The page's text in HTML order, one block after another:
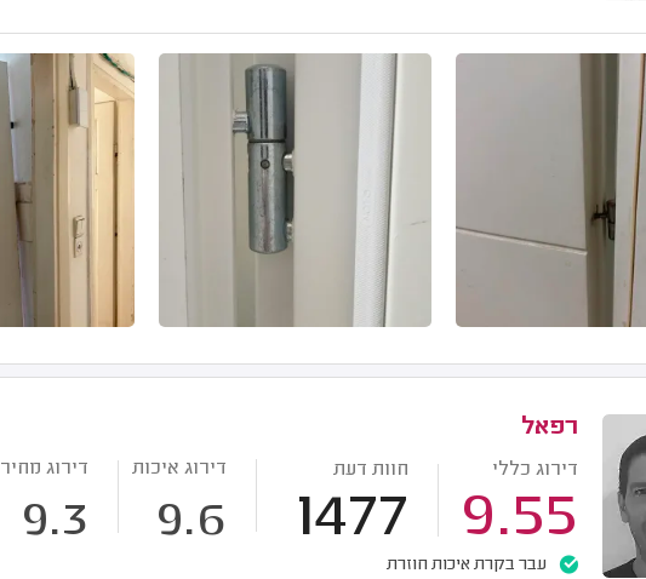
רפאל
דירוג כללי
9.55
חוות דעת
1477
דירוג איכות
9.6
דירוג מחיר
9.3
עבר בקרת איכות חוזרת